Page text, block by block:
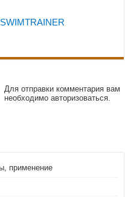
Для отправки комментария вам
необходимо авторизоваться.
применение